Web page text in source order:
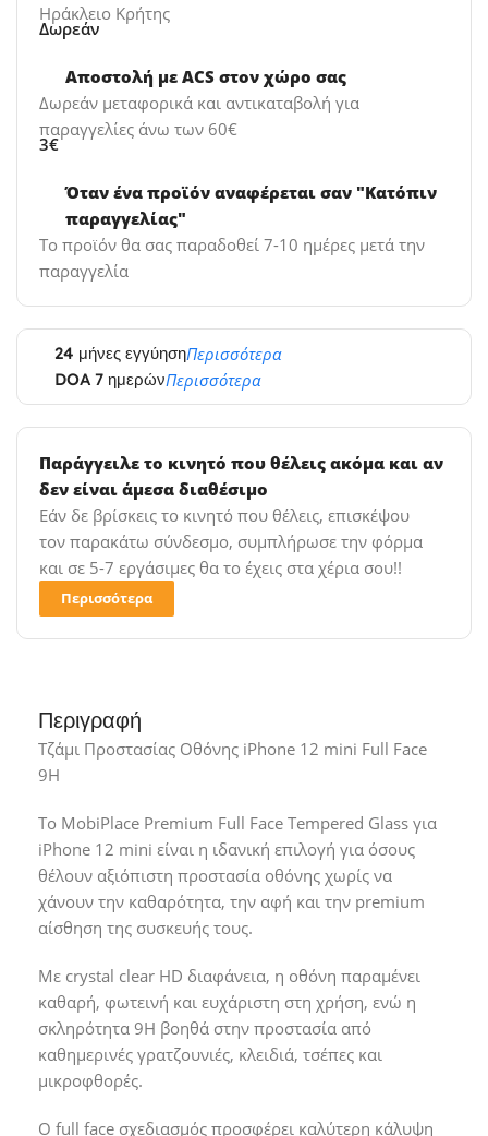
Ηράκλειο Κρήτης
Δωρεάν
Αποστολή με ACS στον χώρο σας
Δωρεάν μεταφορικά και αντικαταβολή για
παραγγελίες άνω των 60€
3€
Όταν ένα προϊόν αναφέρεται σαν "Κατόπιν
παραγγελίας"
Το προϊόν θα σας παραδοθεί 7-10 ημέρες μετά την
παραγγελία
24 μήνες εγγύησηΠερισσότερα
DOA 7 ημερώνΠερισσότερα
Παράγγειλε το κινητό που θέλεις ακόμα και αν
δεν είναι άμεσα διαθέσιμο
Εάν δε βρίσκεις το κινητό που θέλεις, επισκέψου
τον παρακάτω σύνδεσμο, συμπλήρωσε την φόρμα
και σε 5-7 εργάσιμες θα το έχεις στα χέρια σου!!
Περισσότερα
Περιγραφή
Τζάμι Προστασίας Οθόνης iPhone 12 mini Full Face
9H
Το MobiPlace Premium Full Face Tempered Glass για
iPhone 12 mini είναι η ιδανική επιλογή για όσους
θέλουν αξιόπιστη προστασία οθόνης χωρίς να
χάνουν την καθαρότητα, την αφή και την premium
αίσθηση της συσκευής τους.
Με crystal clear HD διαφάνεια, η οθόνη παραμένει
καθαρή, φωτεινή και ευχάριστη στη χρήση, ενώ η
σκληρότητα 9H βοηθά στην προστασία από
καθημερινές γρατζουνιές, κλειδιά, τσέπες και
μικροφθορές.
Ο full face σχεδιασμός προσφέρει καλύτερη κάλυψη